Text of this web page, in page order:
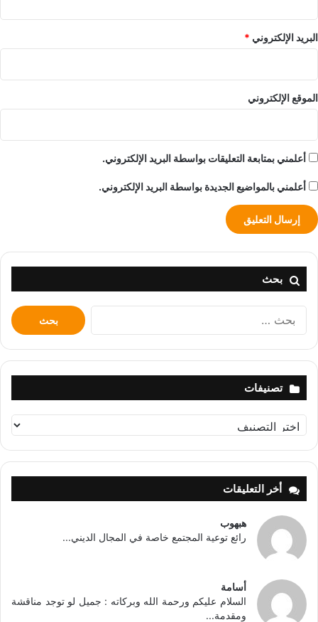
البريد الإلكتروني *
الموقع الإلكتروني
أعلمني بمتابعة التعليقات بواسطة البريد الإلكتروني.
أعلمني بالمواضيع الجديدة بواسطة البريد الإلكتروني.
بحث
البحث
عن:
تصنيفات
تصنيفات
أخر التعليقات
هبهوب
رائع توعية المجتمع خاصة في المجال الديني...
أسامة
السلام عليكم ورحمة الله وبركاته : جميل لو توجد مناقشة
ومقدمة...